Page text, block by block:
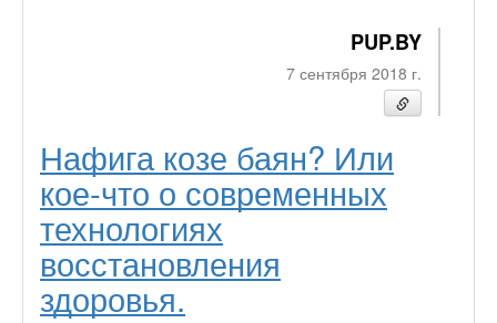
PUP.BY
7 сентября 2018 г.
Нафига козе баян? Или
кое-что о современных
технологиях
восстановления
здоровья.